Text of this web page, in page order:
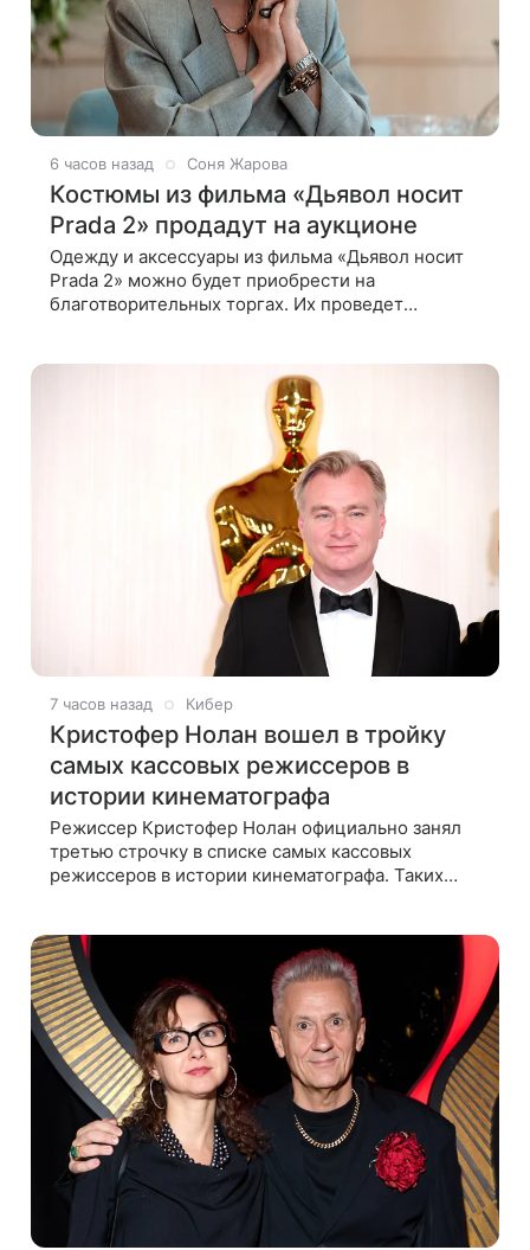
6 часов назад Соня Жарова
Костюмы из фильма «Дьявол носит
Prada 2» продадут на аукционе
Одежду и аксессуары из фильма «Дьявол носит
Prada 2» можно будет приобрести на
благотворительных торгах. Их проведет
7 часов назад Кибер
Кристофер Нолан вошел в тройку
самых кассовых режиссеров в
истории кинематографа
Режиссер Кристофер Нолан официально занял
третью строчку в списке самых кассовых
режиссеров в истории кинематографа. Таких